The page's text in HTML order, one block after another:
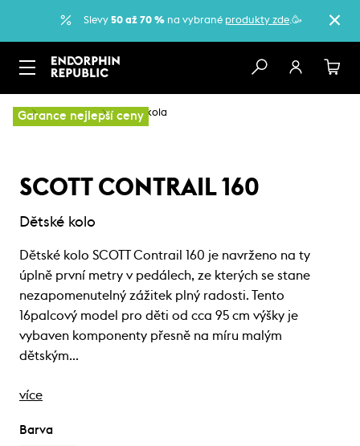
Slevy 50 až 70 % na vybrané produkty zde.🥳
Garance nejlepší ceny
… Dětská kola Dětská kola
SCOTT CONTRAIL 160
Dětské kolo
Dětské kolo SCOTT Contrail 160 je navrženo na ty
úplně první metry v pedálech, ze kterých se stane
nezapomenutelný zážitek plný radosti. Tento
16palcový model pro děti od cca 95 cm výšky je
vybaven komponenty přesně na míru malým
dětským…
více
Barva